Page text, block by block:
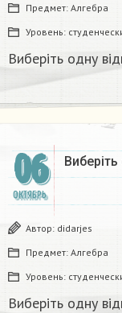
Предмет: Алгебра
Уровень:
Виберіть одну
06
ОКТЯБРЬ
Автор: didarjes
Предмет: Алгебра
Уровень:
Виберіть одну